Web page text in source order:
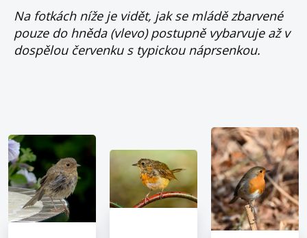
Na fotkách níže je vidět, jak se mládě zbarvené
pouze do hněda (vlevo) postupně vybarvuje až v
dospělou červenku s typickou náprsenkou.